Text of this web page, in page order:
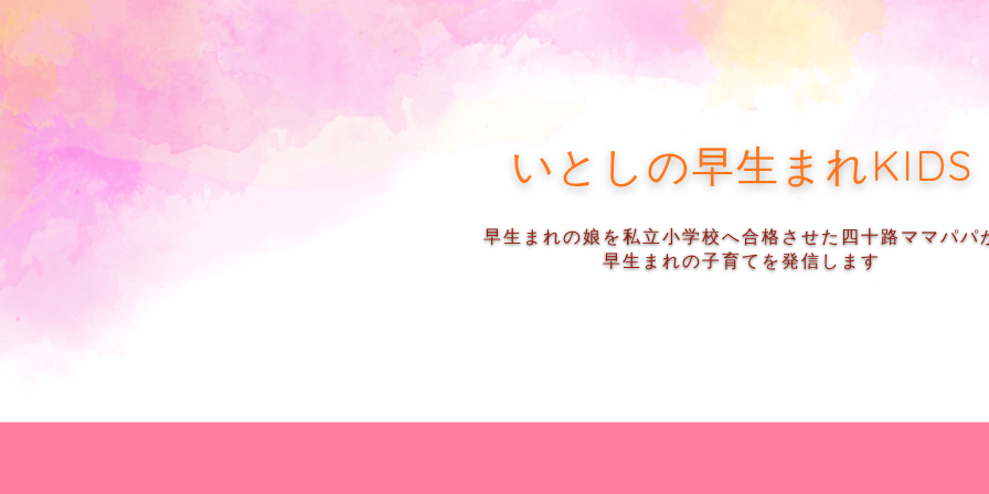
いとしの早生まれKIDS
早生まれの娘を私立小学校へ合格させた四十路ママパパ
早生まれの子育てを発信します